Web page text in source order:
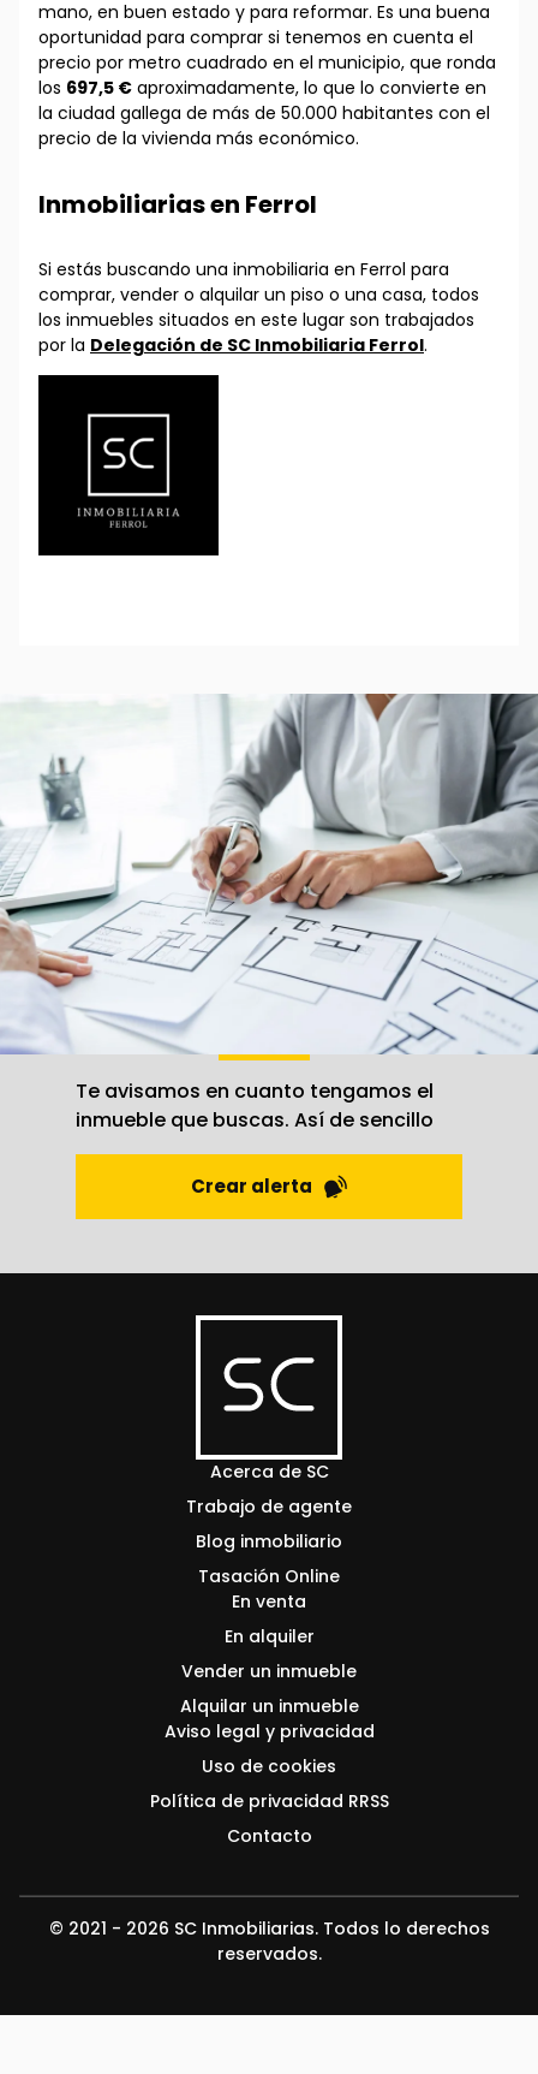
mano, en buen estado y para reformar. Es una buena
oportunidad para comprar si tenemos en cuenta el
precio por metro cuadrado en el municipio, que ronda
los 697,5 € aproximadamente, lo que lo convierte en
la ciudad gallega de más de 50.000 habitantes con el
precio de la vivienda más económico.
Inmobiliarias en Ferrol
Si estás buscando una inmobiliaria en Ferrol para
comprar, vender o alquilar un piso o una casa, todos
los inmuebles situados en este lugar son trabajados
por la Delegación de SC Inmobiliaria Ferrol.
Crea una
Te avisamos en cuanto tengamos el
inmueble que buscas. Así de sencillo
Crear alerta
Acerca de SC
Trabajo de agente
Blog inmobiliario
Tasación Online
En venta
En alquiler
Vender un inmueble
Alquilar un inmueble
Aviso legal y privacidad
Uso de cookies
Política de privacidad RRSS
Contacto
© 2021 - 2026 SC Inmobiliarias. Todos lo derechos
reservados.